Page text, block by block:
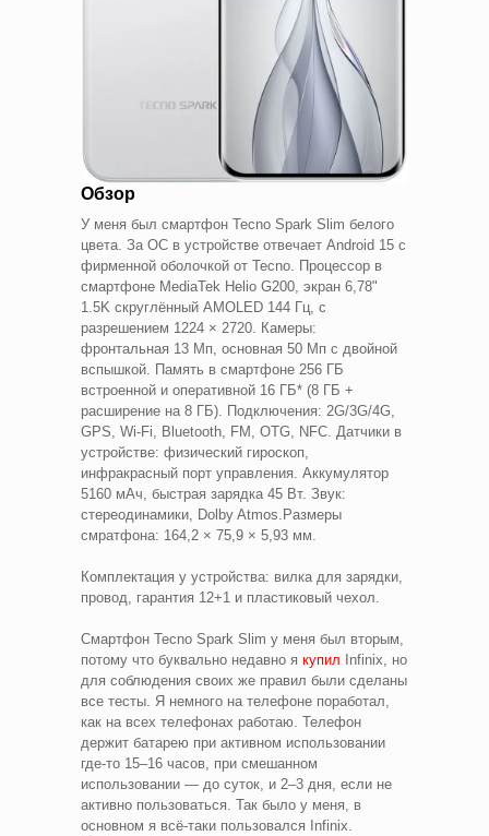
Обзор
У меня был смартфон Tecno Spark Slim белого
цвета. За ОС в устройстве отвечает Android 15 с
фирменной оболочкой от Tecno. Процессор в
смартфоне MediaTek Helio G200, экран 6,78"
1.5K скруглённый AMOLED 144 Гц, с
разрешением 1224 × 2720. Камеры:
фронтальная 13 Мп, основная 50 Мп с двойной
вспышкой. Память в смартфоне 256 ГБ
встроенной и оперативной 16 ГБ* (8 ГБ +
расширение на 8 ГБ). Подключения: 2G/3G/4G,
GPS, Wi-Fi, Bluetooth, FM, OTG, NFC. Датчики в
устройстве: физический гироскоп,
инфракрасный порт управления. Аккумулятор
5160 мАч, быстрая зарядка 45 Вт. Звук:
стереодинамики, Dolby Atmos.Размеры
смратфона: 164,2 × 75,9 × 5,93 мм.
Комплектация у устройства: вилка для зарядки,
провод, гарантия 12+1 и пластиковый чехол.
Смартфон Tecno Spark Slim у меня был вторым,
потому что буквально недавно я купил Infinix, но
для соблюдения своих же правил были сделаны
все тесты. Я немного на телефоне поработал,
как на всех телефонах работаю. Телефон
держит батарею при активном использовании
где-то 15–16 часов, при смешанном
использовании — до суток, и 2–3 дня, если не
активно пользоваться. Так было у меня, в
основном я всё-таки пользовался Infinix.